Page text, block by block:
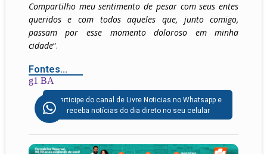
Compartilho meu sentimento de pesar com seus entes
queridos e com todos aqueles que, junto comigo,
passam por esse momento doloroso em minha
cidade“.
Fontes...
g1 BA
Participe do canal de Livre Noticias no Whatsapp e
receba notícias do dia direto no seu celular